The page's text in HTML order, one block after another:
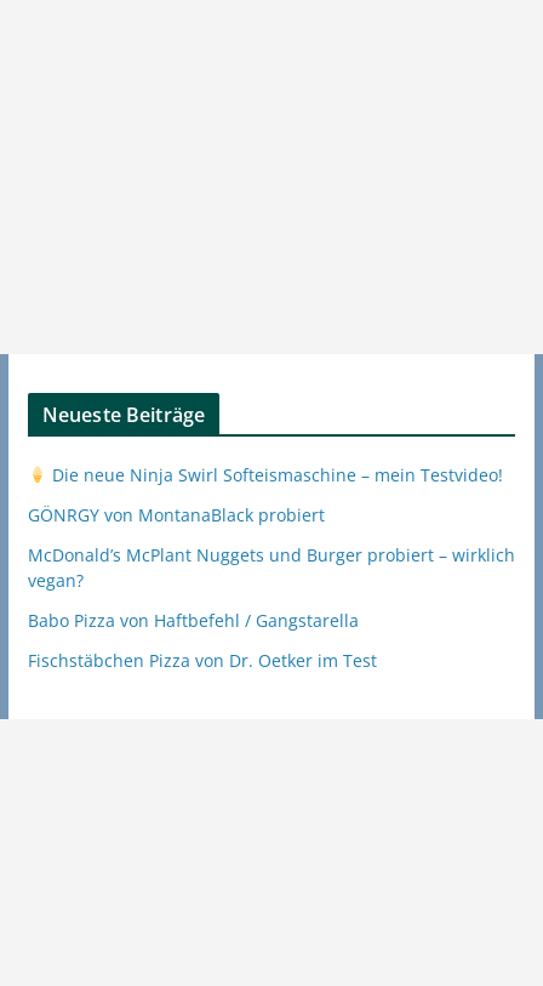
Neueste Beiträge
Die neue Ninja Swirl Softeismaschine – mein Testvideo!
GÖNRGY von MontanaBlack probiert
McDonald’s McPlant Nuggets und Burger probiert – wirklich
vegan?
Babo Pizza von Haftbefehl / Gangstarella
Fischstäbchen Pizza von Dr. Oetker im Test